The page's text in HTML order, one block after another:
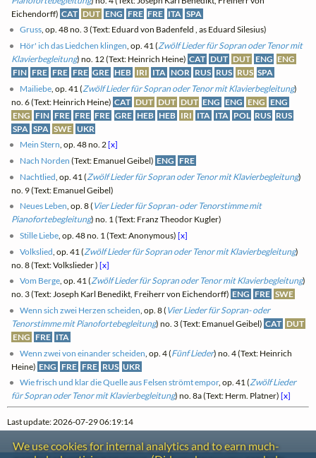
Eichendorff) CAT DUT ENG FRE FRE ITA SPA
Gruss, op. 48 no. 3 (Text: Eduard von Badenfeld , as Eduard Silesius)
Hör' ich das Liedchen klingen , op. 41 (Zwölf Lieder für Sopran oder Tenor mit
Klavierbegleitung) no. 12 (Text: Heinrich Heine) CAT DUT DUT ENG ENG
FIN FRE FRE FRE GRE HEB IRI ITA NOR RUS RUS RUS SPA
Mailiebe , op. 41 (Zwölf Lieder für Sopran oder Tenor mit Klavierbegleitung)
no. 6 (Text: Heinrich Heine) CAT DUT DUT DUT ENG ENG ENG ENG
ENG FIN FRE FRE FRE GRE HEB HEB IRI ITA ITA POL RUS RUS
SPA SPA SWE UKR
Mein Stern, op. 48 no. 2[x]
Nach Norden (Text: Emanuel Geibel) ENG FRE
Nachtlied , op. 41 (Zwölf Lieder für Sopran oder Tenor mit Klavierbegleitung)
no. 9 (Text: Emanuel Geibel)
Neues Leben, op. 8 ( Vier Lieder für Sopran- oder Tenorstimme mit
Pianofortebegleitung) no. 1 (Text: Franz Theodor Kugler)
Stille Liebe , op. 48 no. 1 (Text: Anonymous)[x]
Volkslied , op. 41 (Zwölf Lieder für Sopran oder Tenor mit Klavierbegleitung)
no. 8 (Text: Volkslieder )[x]
Vom Berge, op. 41 (Zwölf Lieder für Sopran oder Tenor mit Klavierbegleitung)
no. 3 (Text: Joseph Karl Benedikt, Freiherr von Eichendorff) ENG FRE SWE
Wenn sich zwei Herzen scheiden , op. 8 ( Vier Lieder für Sopran- oder
Tenorstimme mit Pianofortebegleitung) no. 3 (Text: Emanuel Geibel) CAT DUT
ENG FRE ITA
Wenn zwei von einander scheiden , op. 4 (Fünf Lieder) no. 4 (Text: Heinrich
Heine) ENG FRE FRE RUS UKR
Wie frisch und klar die Quelle aus Felsen strömt empor, op. 41 (Zwölf Lieder
für Sopran oder Tenor mit Klavierbegleitung) no. 8a (Text: Herm. Platner)[x]
Last update: 2026-07-29 06:19:14
We use cookies for internal analytics and to earn much-